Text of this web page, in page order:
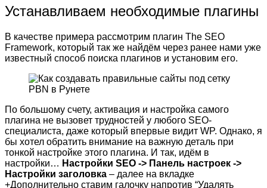
Устанавливаем необходимые плагины
В качестве примера рассмотрим плагин The SEO
Framework, который так же найдём через ранее нами уже
известный способ поиска плагинов и установим его.
По большому счету, активация и настройка самого
плагина не вызовет трудностей у любого SEO-
специалиста, даже который впервые видит WP. Однако, я
бы хотел обратить внимание на важную деталь при
тонкой настройке этого плагина. И так, идём в
настройки… Настройки SEO -> Панель настроек ->
Настройки заголовка – далее на вкладке
+Дополнительно ставим галочку напротив “Удалять